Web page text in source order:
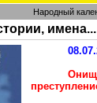
Народный
имена...